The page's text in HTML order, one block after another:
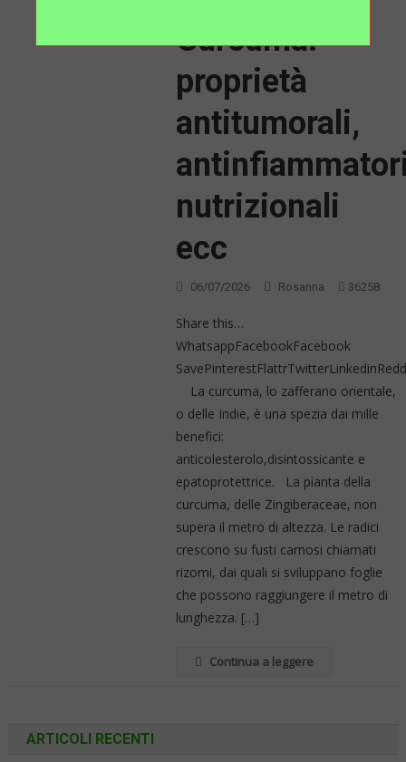
Curcuma:
proprietà
antitumorali,
nutrizionali
ecc
06/07/2026 Rosanna 36258
Share this…
WhatsappFacebookFacebook
La curcuma, lo zafferano orientale,
o delle Indie, è una spezia dai mille
benefici:
anticolesterolo,disintossicante e
epatoprotettrice. La pianta della
curcuma, delle Zingiberaceae, non
supera il metro di altezza. Le radici
crescono su fusti carnosi chiamati
rizomi, dai quali si sviluppano foglie
che possono raggiungere il metro di
lunghezza. […]
Continua a leggere
ARTICOLI RECENTI